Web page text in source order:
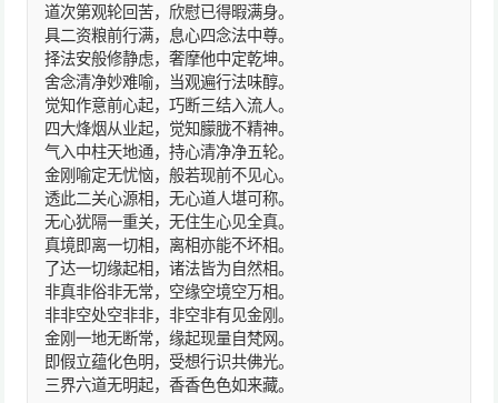
道次第观轮回苦，欣慰已得暇满身。
具二资粮前行满，息心四念法中尊。
择法安般修静虑，奢摩他中定乾坤。
舍念清净妙难喻，当观遍行法味醇。
觉知作意前心起，巧断三结入流人。
四大烽烟从业起，觉知朦胧不精神。
气入中柱天地通，持心清净净五轮。
金刚喻定无忧恼，般若现前不见心。
透此二关心源相，无心道人堪可称。
无心犹隔一重关，无住生心见全真。
真境即离一切相，离相亦能不坏相。
了达一切缘起相，诸法皆为自然相。
非真非俗非无常，空缘空境空万相。
非非空处空非非，非空非有见金刚。
金刚一地无断常，缘起现量自梵网。
即假立蕴化色明，受想行识共佛光。
三界六道无明起，香香色色如来藏。